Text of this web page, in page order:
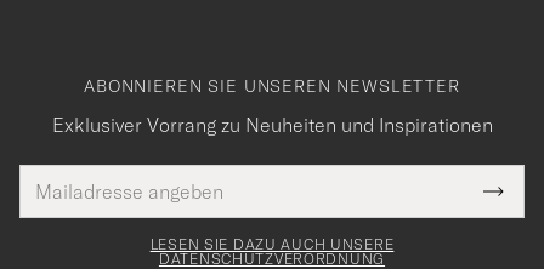
ABONNIEREN SIE UNSEREN NEWSLETTER
Exklusiver Vorrang zu Neuheiten und Inspirationen
Mail
Adresse
Tack
för
LESEN SIE DAZU AUCH UNSERE
DATENSCHUTZVERORDNUNG